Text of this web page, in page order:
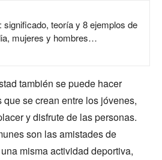
significado, teoría y 8 ejemplos de
mujeres y hombres…
también se puede hacer
se crean entre los jóvenes,
y disfrute de las personas.
son las amistades de
misma actividad deportiva,